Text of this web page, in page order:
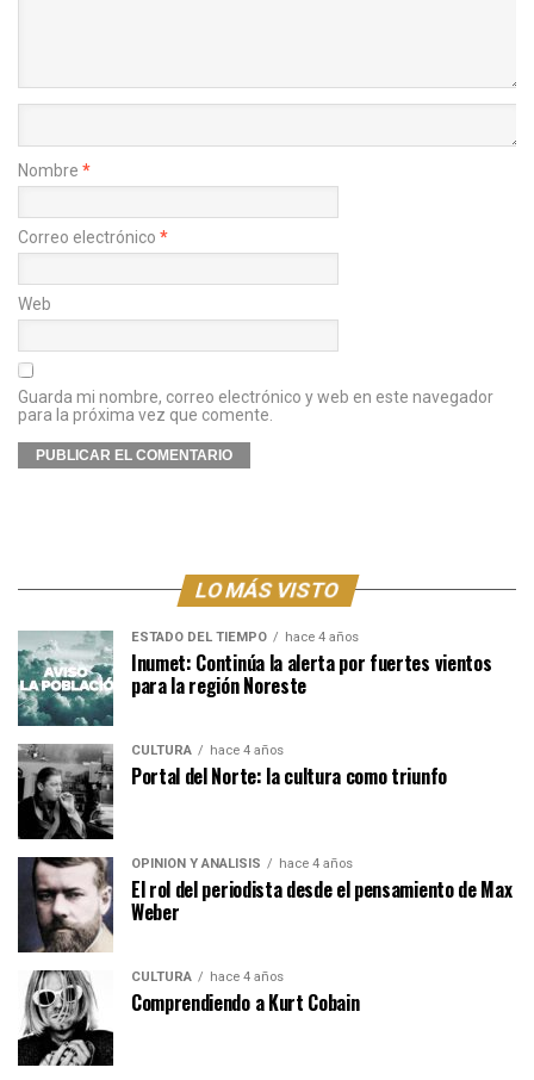
Nombre *
Correo electrónico *
Web
Guarda mi nombre, correo electrónico y web en este navegador
para la próxima vez que comente.
LO MÁS VISTO
ESTADO DEL TIEMPO hace 4 años
Inumet: Continúa la alerta por fuertes vientos
para la región Noreste
CULTURA hace 4 años
Portal del Norte: la cultura como triunfo
OPINIÓN Y ANÁLISIS hace 4 años
El rol del periodista desde el pensamiento de Max
Weber
CULTURA hace 4 años
Comprendiendo a Kurt Cobain